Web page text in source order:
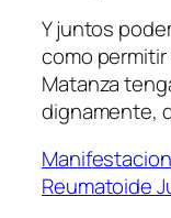
Y juntos
como
Matanza
dignamente,
Reumatoide